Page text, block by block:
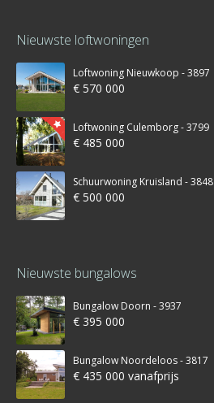
Nieuwste loftwoningen
Loftwoning Nieuwkoop - 3897
€ 570 000
Loftwoning Culemborg - 3799
€ 485 000
Schuurwoning Kruisland - 3848
€ 500 000
Nieuwste bungalows
Bungalow Doorn - 3937
€ 395 000
Bungalow Noordeloos - 3817
€ 435 000 vanafprijs